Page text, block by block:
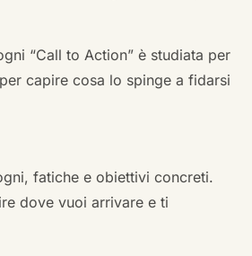
“Call to Action” è studiata per
capire cosa lo spinge a fidarsi
fatiche e obiettivi concreti.
dove vuoi arrivare e ti